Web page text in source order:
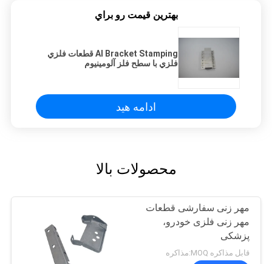
بهترين قيمت رو براي
Al Bracket Stamping قطعات فلزي
فلزي با سطح فلز آلومينيوم
ادامه هید
محصولات بالا
مهر زنی سفارشی قطعات
مهر زنی فلزی خودرو،
پزشکی
قابل مذاکره MOQ:مذاکره